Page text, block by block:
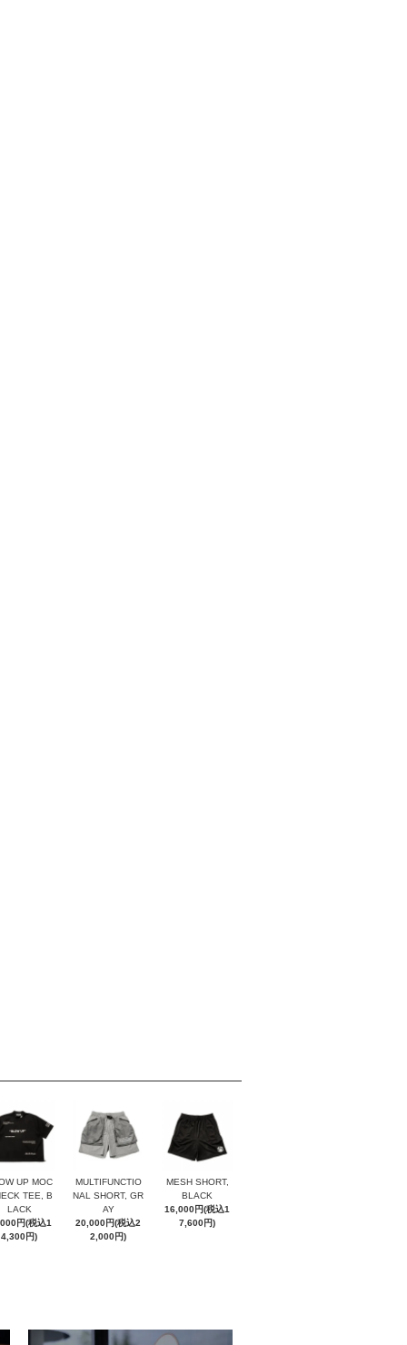
UP MOC
TEE, B
LACK
円(税込1
4,300円)
MULTIFUNCTIO
NAL SHORT, GR
AY
20,000円(税込2
2,000円)
MESH SHORT,
BLACK
16,000円(税込1
7,600円)